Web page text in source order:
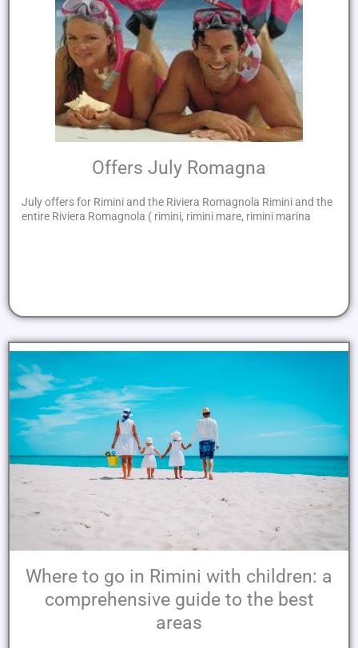
Offers July Romagna
July offers for Rimini and the Riviera Romagnola Rimini and the
entire Riviera Romagnola ( rimini, rimini mare, rimini marina
Where to go in Rimini with children: a
comprehensive guide to the best
areas